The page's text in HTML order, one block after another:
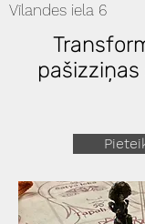
Vīlandes iela 6
pašizziņas